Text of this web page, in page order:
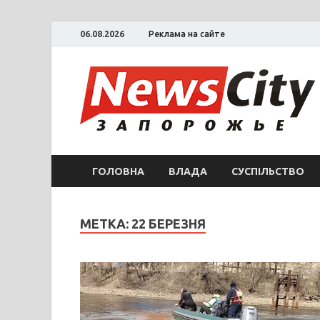
06.08.2026 Реклама на сайте
ГОЛОВНА ВЛАДА СУСПІЛЬСТВО
МЕТКА: 22 БЕРЕЗНЯ